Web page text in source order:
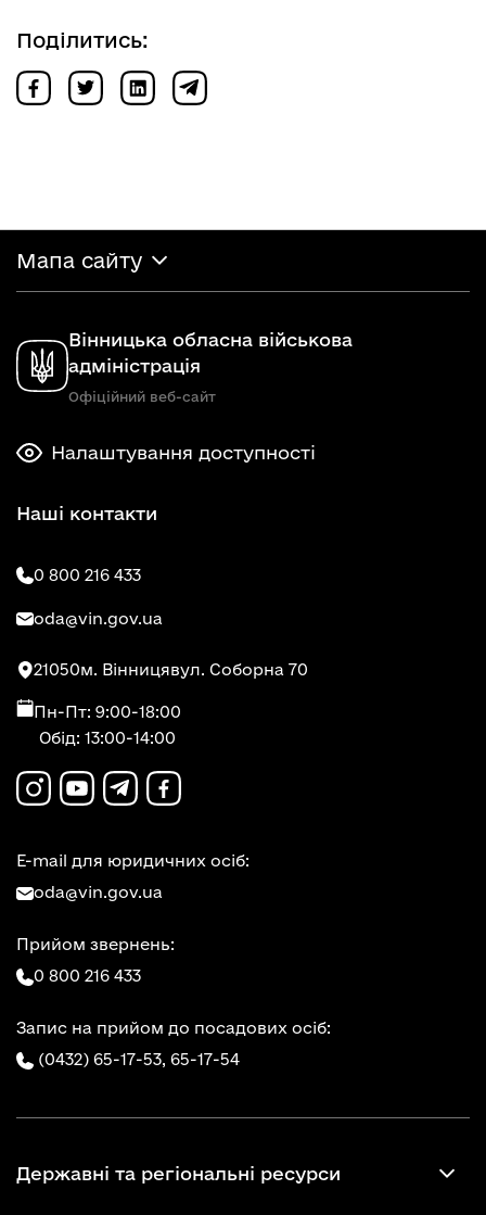
Поділитись:
Мапа сайту
Вінницька обласна військова
адміністрація
Офіційний веб-сайт
Налаштування доступності
Наші контакти
0 800 216 433
oda@vin.gov.ua
21050м. Вінницявул. Соборна 70
Пн-Пт: 9:00-18:00
Обід: 13:00-14:00
E-mail для юридичних осіб:
oda@vin.gov.ua
Прийом звернень:
0 800 216 433
Запис на прийом до посадових осіб:
(0432) 65-17-53, 65-17-54
Державні та регіональні ресурси